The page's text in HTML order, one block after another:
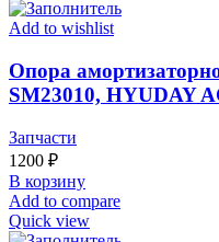
Add to wishlist
Опора
SM23010, HYUDAY
Запчасти
1200 ₽
В корзину
Add to compare
Quick view